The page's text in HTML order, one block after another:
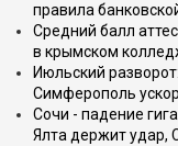
правила
Средний балл
в крымском
Июльский
Симферополь
Сочи - падение
Ялта держит удар,